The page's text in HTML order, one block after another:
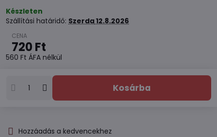
Készleten
Szállítási határidő: Szerda12.8.2026
720 Ft
560 Ft ÁFA nélkül
Kosárba
Hozzáadás a kedvencekhez